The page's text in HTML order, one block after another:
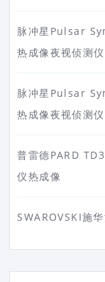
脉冲星Pulsar
热成像夜视侦测仪
脉冲星Pulsar
热成像夜视侦测仪
普雷德PARD
仪热成像
SWAROVSKI施